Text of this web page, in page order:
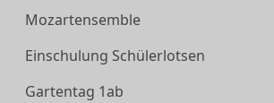
Mozartensemble
Einschulung Schülerlotsen
Gartentag 1ab